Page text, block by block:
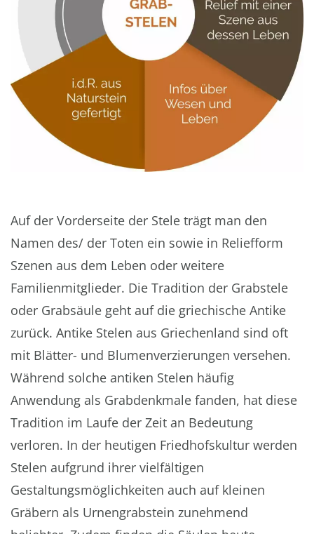
Auf der Vorderseite der Stele trägt man den
Namen des/ der Toten ein sowie in Reliefform
Szenen aus dem Leben oder weitere
Familienmitglieder. Die Tradition der Grabstele
oder Grabsäule geht auf die griechische Antike
zurück. Antike Stelen aus Griechenland sind oft
mit Blätter- und Blumenverzierungen versehen.
Während solche antiken Stelen häufig
Anwendung als Grabdenkmale fanden, hat diese
Tradition im Laufe der Zeit an Bedeutung
verloren. In der heutigen Friedhofskultur werden
Stelen aufgrund ihrer vielfältigen
Gestaltungsmöglichkeiten auch auf kleinen
Gräbern als Urnengrabstein zunehmend